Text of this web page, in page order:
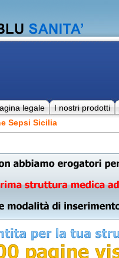
legale
I nostri prodotti
Sepsi Sicilia